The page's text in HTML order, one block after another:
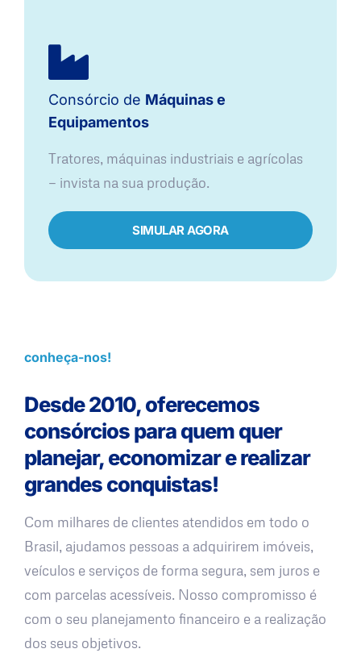
Consórcio de Máquinas e
Equipamentos
Tratores, máquinas industriais e agrícolas
— invista na sua produção.
SIMULAR AGORA
conheça-nos!
Desde 2010, oferecemos
consórcios para quem quer
planejar, economizar e realizar
grandes conquistas!
Com milhares de clientes atendidos em todo o
Brasil, ajudamos pessoas a adquirirem imóveis,
veículos e serviços de forma segura, sem juros e
com parcelas acessíveis. Nosso compromisso é
com o seu planejamento financeiro e a realização
dos seus objetivos.